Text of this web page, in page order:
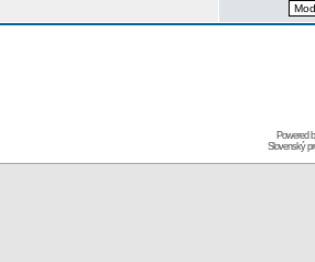
Powered
Slovenský